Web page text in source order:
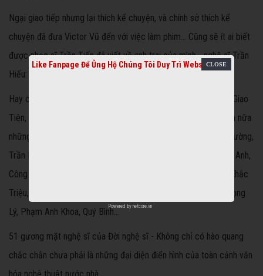
Ngại giao tiếp nhưng lại thích kể chuyện, và chính sở thích kể
chuyện đã đưa Victor Vũ đến với việc làm phim... Cũng sẽ ít ai biết
được nhạc sĩ Trần Tiến đã viết về anh trai của mình - nghệ sĩ Trần
Hiếu: người lãng mạn cuối cùng của thế kỷ mộng mơ...
Hay câu chuyện ông Trung bánh chưng hóa ra lại chính là ông Giao
Tiên, người gắn với ca khúc Cô Thắm về làng nổi tiếng. Và còn nữa
những Hoàng Giác, Nguyễn Thanh Bình, Dương Thụ, Nguyễn Cường,
Trần Mạnh Tuấn, Doãn Hoàng Giang, Chí Trung, Lê Khanh, Việt Anh,
Công Ninh, Thương Tín, Kiều Chinh, Elvis Phương, Cẩm Vân - Khắc
Triệu, Ánh Tuyết, Thu Minh, Đức Tuấn, Hà Anh Tuấn, Lê Cát Trọng
Lý, Phạm Anh Khoa, Quý Bình...
51 gương mặt nghệ sĩ của Đời nghệ sĩ - Không chỉ có hào quang
chắc chắn chưa phải là những đại diện điển hình của toàn cảnh văn
Like Fanpage Để Ủng Hộ Chúng Tôi Duy Trì Website
Powered by netcore.vn